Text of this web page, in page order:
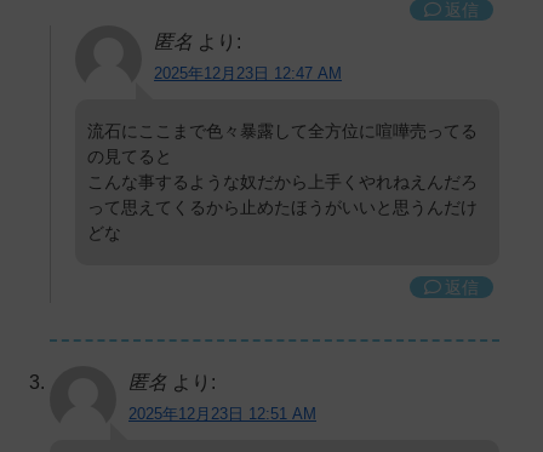
返信
匿名 より:
2025年12月23日 12:47 AM
流石にここまで色々暴露して全方位に喧嘩売ってる
の見てると
こんな事するような奴だから上手くやれねえんだろ
って思えてくるから止めたほうがいいと思うんだけ
どな
返信
匿名 より:
2025年12月23日 12:51 AM